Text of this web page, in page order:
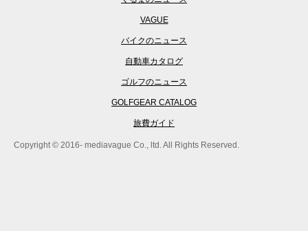
VAGUE
バイクのニュース
自動車カタログ
ゴルフのニュース
GOLFGEAR CATALOG
旅費ガイド
Copyright © 2016- mediavague Co., ltd. All Rights Reserved.